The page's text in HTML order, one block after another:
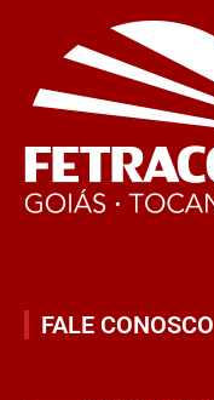
FALE CONOSCO